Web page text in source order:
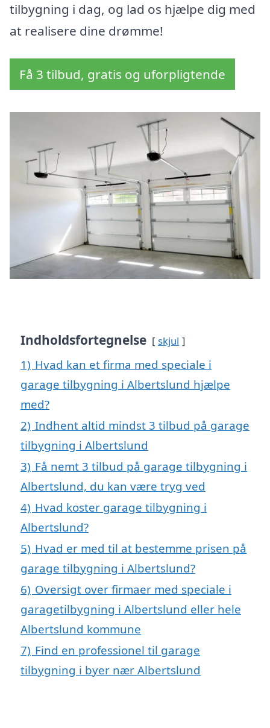
tilbygning i dag, og lad os hjælpe dig med
at realisere dine drømme!
Få 3 tilbud, gratis og uforpligtende
Indholdsfortegnelse skjul
1) Hvad kan et firma med speciale i
garage tilbygning i Albertslund hjælpe
med?
2) Indhent altid mindst 3 tilbud på garage
tilbygning i Albertslund
3) Få nemt 3 tilbud på garage tilbygning i
Albertslund, du kan være tryg ved
4) Hvad koster garage tilbygning i
Albertslund?
5) Hvad er med til at bestemme prisen på
garage tilbygning i Albertslund?
6) Oversigt over firmaer med speciale i
garagetilbygning i Albertslund eller hele
Albertslund kommune
7) Find en professionel til garage
tilbygning i byer nær Albertslund